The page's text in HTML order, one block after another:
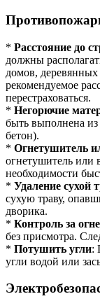
* Расстояние до
должны
домов,
рекомендуемое
перестраховаться.
* Негорючие
быть выполнена
бетон).
* Огнетушитель
огнетушитель или
необходимости
* Удаление сухой
сухую траву,
дворика.
* Контроль за
без присмотра.
* Потушить угли:
угли водой или